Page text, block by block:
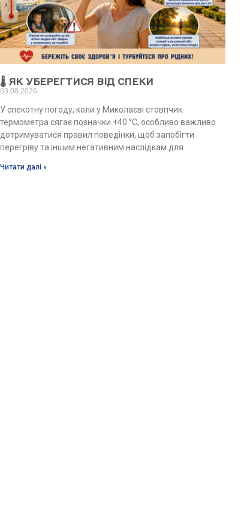
🌡 ЯК УБЕРЕГТИСЯ ВІД СПЕКИ
03.08.2026
У спекотну погоду, коли у Миколаєві стовпчик
термометра сягає позначки +40 °C, особливо важливо
дотримуватися правил поведінки, щоб запобігти
перегріву та іншим негативним наслідкам для
Читати далі »